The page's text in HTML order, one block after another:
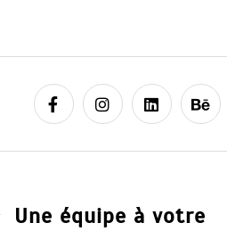
Une équipe à votre